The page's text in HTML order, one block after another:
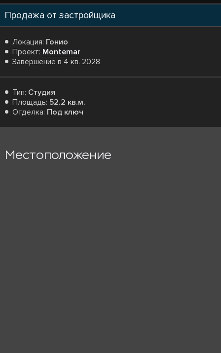
Продажа от застройщика
Локация: Гонио
Проект: Montemar
Завершение в 4 кв. 2028
Тип: Студия
Площадь: 52.2 кв.м.
Отделка: Под ключ
Местоположение